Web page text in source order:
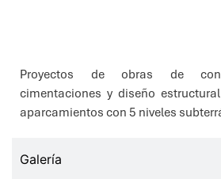
Galería
Proyectos de obras de
cimentaciones y diseño
aparcamientos con 5 niveles